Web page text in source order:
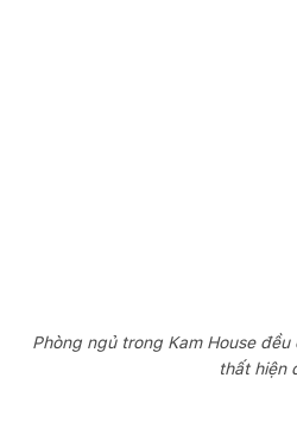
Phòng ngủ trong Kam House
thất hiện